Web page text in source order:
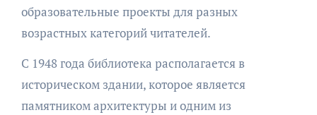
образовательные проекты для разных
возрастных категорий читателей.
С 1948 года библиотека располагается в
историческом здании, которое является
памятником архитектуры и одним из